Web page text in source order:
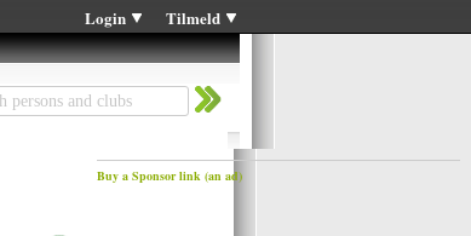
Login Tilmeld
Buy a Sponsor link (an ad)